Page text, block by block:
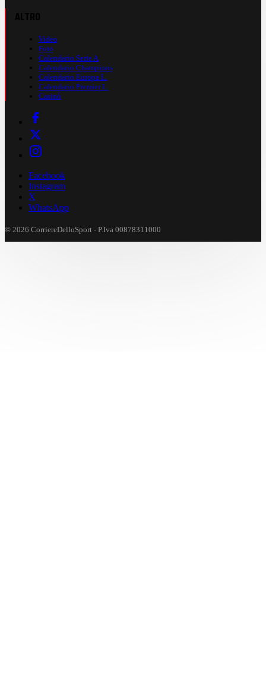
Video
Foto
Calendario Serie A
Calendario Champions
Calendario Europa L.
Calendario Premier L.
Casinò
Facebook
Instagram
X
WhatsApp
© 2026 CorriereDelloSport - P.Iva 00878311000